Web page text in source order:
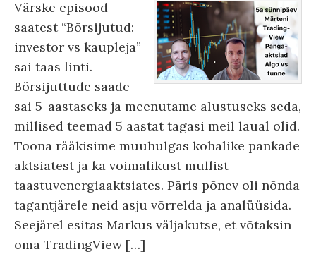
Värske episood
saatest “Börsijutud:
investor vs kaupleja”
sai taas linti.
Börsijuttude saade
sai 5-aastaseks ja meenutame alustuseks seda,
millised teemad 5 aastat tagasi meil laual olid.
Toona rääkisime muuhulgas kohalike pankade
aktsiatest ja ka võimalikust mullist
taastuvenergiaaktsiates. Päris põnev oli nõnda
tagantjärele neid asju võrrelda ja analüüsida.
Seejärel esitas Markus väljakutse, et võtaksin
oma TradingView […]